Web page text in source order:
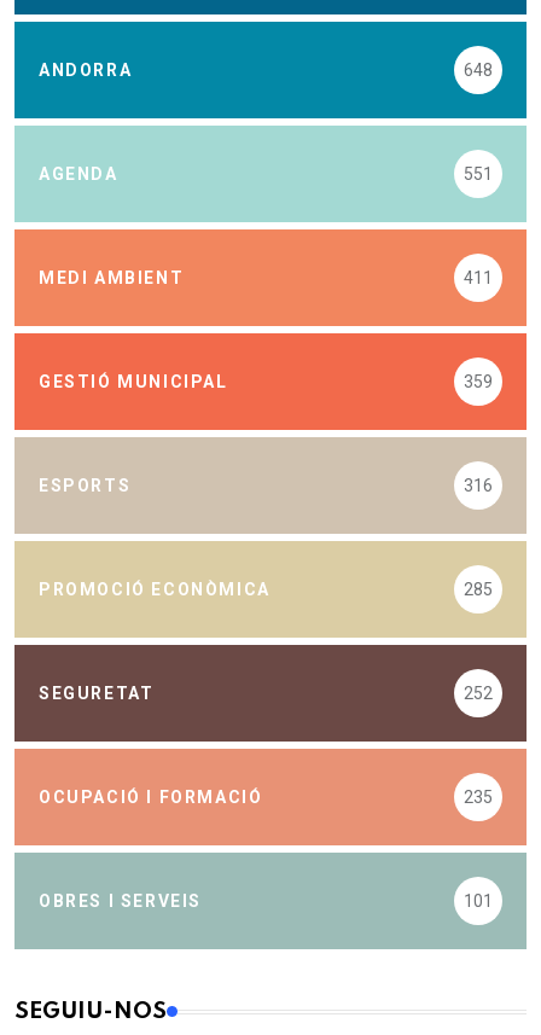
ANDORRA 648
AGENDA 551
MEDI AMBIENT 411
GESTIÓ MUNICIPAL 359
ESPORTS 316
PROMOCIÓ ECONÒMICA 285
SEGURETAT 252
OCUPACIÓ I FORMACIÓ 235
OBRES I SERVEIS 101
SEGUIU-NOS